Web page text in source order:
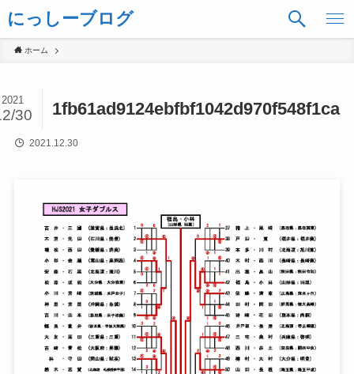
にっしーブログ
ホーム
1fb61ad9124ebfbf1042d970f548f1ca
2021
30
2021.12.30